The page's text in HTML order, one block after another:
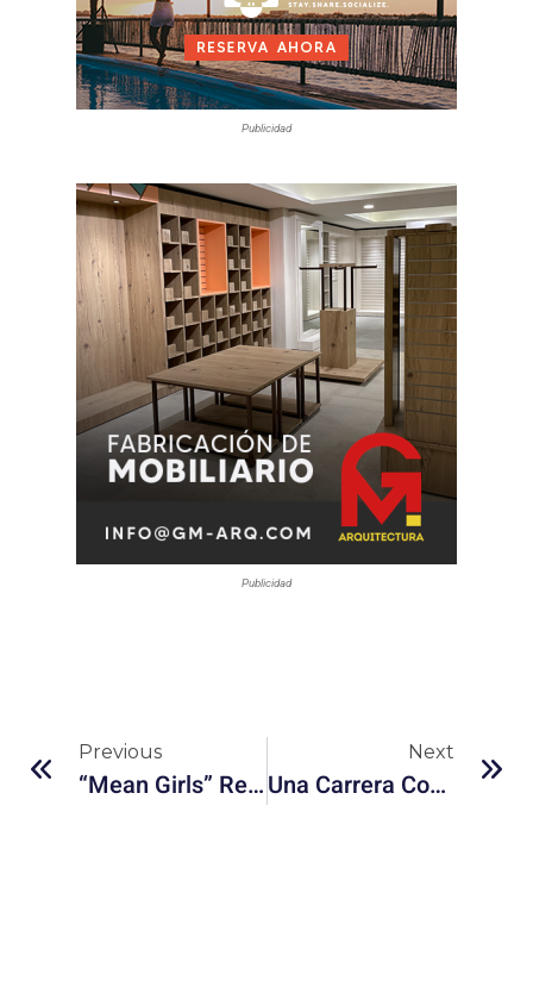
Publicidad
Publicidad
Previous
“Mean Girls” Regresa: Más Actualizada Y Aún Divertida
Next
Una Carrera Contra El Tiempo Y El Peligro: “60 Minutos” En Netflix